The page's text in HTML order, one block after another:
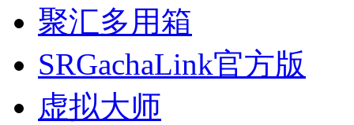
聚汇多用箱
SRGachaLink官方版
虚拟大师